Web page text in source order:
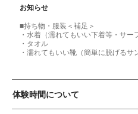
お知らせ
■持ち物・服装＜補足＞
・水着（濡れてもいい下着等・サー
・タオル
・濡れてもいい靴（簡単に脱げるサ
体験時間について